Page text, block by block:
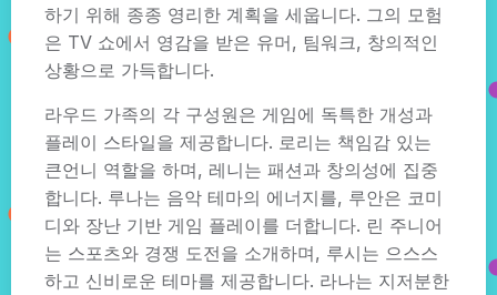
하기 위해 종종 영리한 계획을 세웁니다. 그의 모험
은 TV 쇼에서 영감을 받은 유머, 팀워크, 창의적인
상황으로 가득합니다.
라우드 가족의 각 구성원은 게임에 독특한 개성과
플레이 스타일을 제공합니다. 로리는 책임감 있는
큰언니 역할을 하며, 레니는 패션과 창의성에 집중
합니다. 루나는 음악 테마의 에너지를, 루안은 코미
디와 장난 기반 게임 플레이를 더합니다. 린 주니어
는 스포츠와 경쟁 도전을 소개하며, 루시는 으스스
하고 신비로운 테마를 제공합니다. 라나는 지저분한